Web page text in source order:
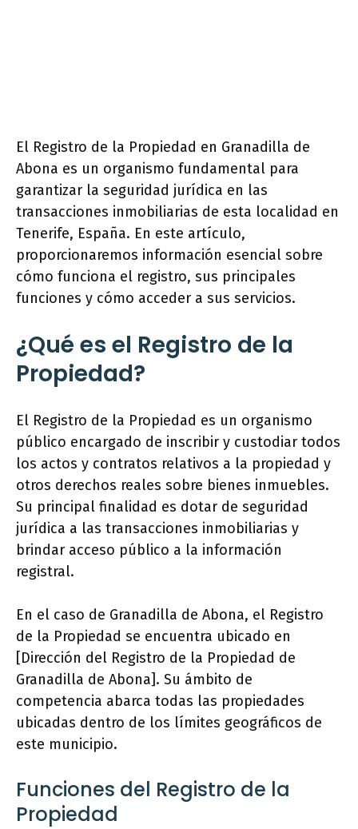
El Registro de la Propiedad en Granadilla de
Abona es un organismo fundamental para
garantizar la seguridad jurídica en las
transacciones inmobiliarias de esta localidad en
Tenerife, España. En este artículo,
proporcionaremos información esencial sobre
cómo funciona el registro, sus principales
funciones y cómo acceder a sus servicios.
¿Qué es el Registro de la
Propiedad?
El Registro de la Propiedad es un organismo
público encargado de inscribir y custodiar todos
los actos y contratos relativos a la propiedad y
otros derechos reales sobre bienes inmuebles.
Su principal finalidad es dotar de seguridad
jurídica a las transacciones inmobiliarias y
brindar acceso público a la información
registral.
En el caso de Granadilla de Abona, el Registro
de la Propiedad se encuentra ubicado en
[Dirección del Registro de la Propiedad de
Granadilla de Abona]. Su ámbito de
competencia abarca todas las propiedades
ubicadas dentro de los límites geográficos de
este municipio.
Funciones del Registro de la
Propiedad